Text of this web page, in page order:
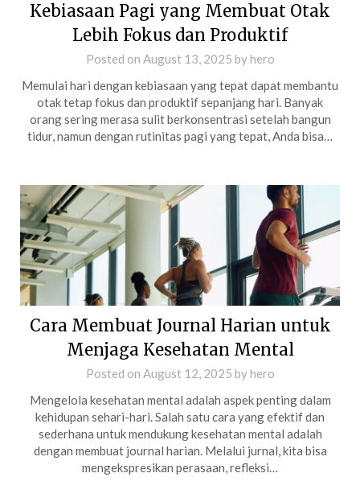
Kebiasaan Pagi yang Membuat Otak
Lebih Fokus dan Produktif
Posted on August 13, 2025 byhero
Memulai hari dengan kebiasaan yang tepat dapat membantu
otak tetap fokus dan produktif sepanjang hari. Banyak
orang sering merasa sulit berkonsentrasi setelah bangun
tidur, namun dengan rutinitas pagi yang tepat, Anda bisa…
Cara Membuat Journal Harian untuk
Menjaga Kesehatan Mental
Posted on August 12, 2025 byhero
Mengelola kesehatan mental adalah aspek penting dalam
kehidupan sehari-hari. Salah satu cara yang efektif dan
sederhana untuk mendukung kesehatan mental adalah
dengan membuat journal harian. Melalui jurnal, kita bisa
mengekspresikan perasaan, refleksi…